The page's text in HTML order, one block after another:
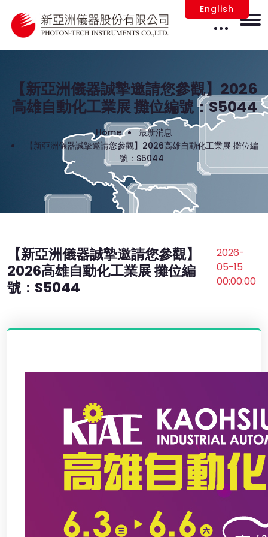
English
【新亞洲儀器誠摯邀請您參觀】2026
高雄自動化工業展 攤位編號：S5044
Home
最新消息
【新亞洲儀器誠摯邀請您參觀】2026高雄自動化工業展 攤位編
號：S5044
【新亞洲儀器誠摯邀請您參觀】
2026高雄自動化工業展 攤位編
號：S5044
2026-
05-15
00:00:00